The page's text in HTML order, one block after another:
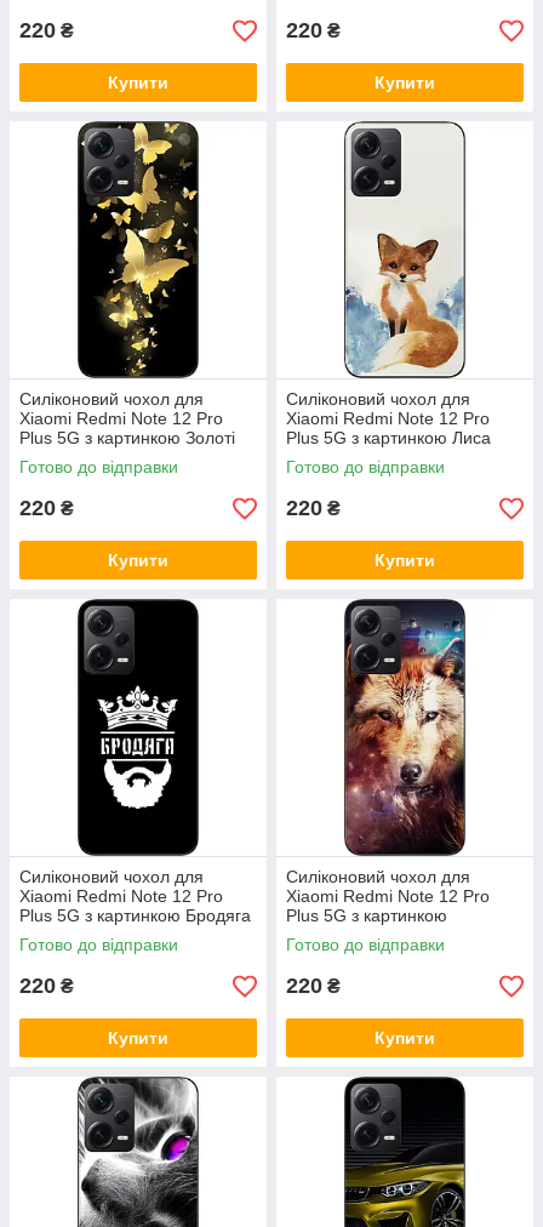
220 ₴
Купити
220 ₴
Купити
Силіконовий чохол для
Xiaomi Redmi Note 12 Pro
Plus 5G з картинкою Золоті
метелики
Готово до відправки
220 ₴
Купити
Силіконовий чохол для
Xiaomi Redmi Note 12 Pro
Plus 5G з картинкою Лиса
Готово до відправки
220 ₴
Купити
Силіконовий чохол для
Xiaomi Redmi Note 12 Pro
Plus 5G з картинкою Бродяга
Готово до відправки
220 ₴
Купити
Силіконовий чохол для
Xiaomi Redmi Note 12 Pro
Plus 5G з картинкою
Космічний вовк
Готово до відправки
220 ₴
Купити